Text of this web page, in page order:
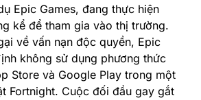
Epic Games, đang thực hiện
kể để tham gia vào thị trường.
về vấn nạn độc quyền, Epic
không sử dụng phương thức
Store và Google Play trong một
Fortnight. Cuộc đối đầu gay gắt